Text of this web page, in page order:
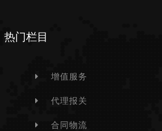
热门栏目
增值服务
代理报关
合同物流